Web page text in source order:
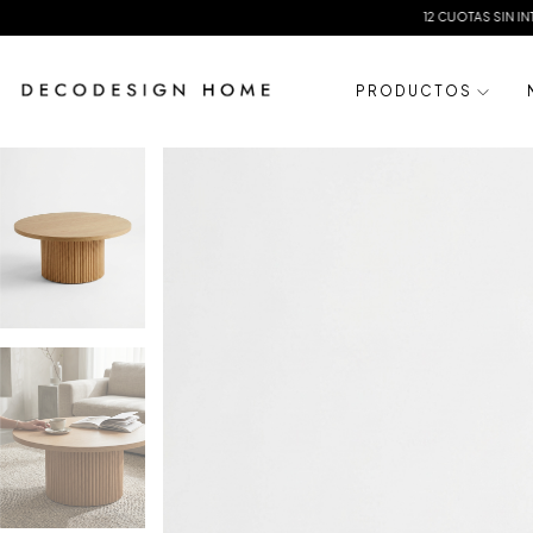
12 CUOTAS SIN INTERES
P R O D U C T O S